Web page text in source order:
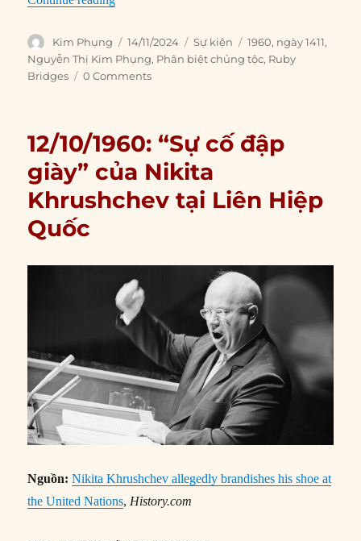
Author
Kim Phụng
Posted
on
14/11/2024 Categories
Sự kiện Tags
1960, ngày 1411,
Nguyễn Thị Kim Phụng, Phân biệt chủng tộc, Ruby
Bridges
0 Comments
12/10/1960: “Sự cố đập
giày” của Nikita
Khrushchev tại Liên Hiệp
Quốc
Nguồn: Nikita Khrushchev allegedly brandishes his shoe at
the United Nations, History.com